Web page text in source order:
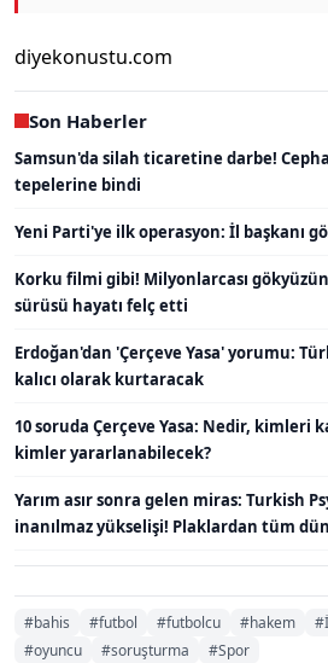
diyekonustu.com
Son Haberler
Samsun'da silah ticaretine darbe!
tepelerine bindi
Yeni Parti'ye ilk operasyon: İl başkanı
Korku filmi gibi! Milyonlarcası
sürüsü hayatı felç etti
Erdoğan'dan 'Çerçeve Yasa' yorumu:
kalıcı olarak kurtaracak
10 soruda Çerçeve Yasa: Nedir, kimleri
kimler yararlanabilecek?
Yarım asır sonra gelen miras: Turkish
inanılmaz yükselişi! Plaklardan tüm
#bahis #futbol #futbolcu #hakem
#oyuncu
#soruşturma #Spor